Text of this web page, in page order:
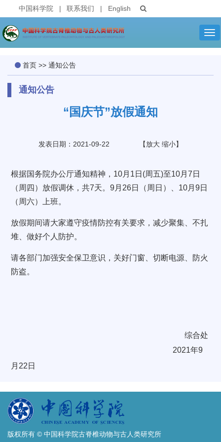
中国科学院 | 联系我们 | English
首页 >> 通知公告
通知公告
“国庆节”放假通知
发表日期：2021-09-22 【放大 缩小】
根据国务院办公厅通知精神， 10月 1 日 (周五)至10月7 日
（周四）放假调休，共7天。9月 26日（周日）、 10月9日
（周六）上班。
放假期间请大家遵守疫情防控有关要求，减少聚集、不扎
堆、做好个人防护。
请各部门加强安全保卫意识，关好门窗、切断电源、防火
防盗。
综合处
2021年9
月 22 日
版权所有 © 中国科学院古脊椎动物与古人类研究所